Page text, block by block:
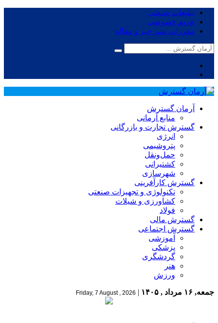
تبلیغات صنعتی
حریم خصوصی
مقررات نشر خبر و مقاله
آرمان گسترش
منابع آرمانی
گسترش تجارت و بازرگانی
انرژی
پتروشیمی
حمل‌و‌نقل
کشتیرانی
شهرسازی
گسترش کارآفرینی
تکنولوژی و تجهیزات صنعتی
کشاورزی و شیلات
فولاد
گسترش مالی
گسترش اجتماعی
آموزشی
پزشکی
گردشگری
هنر
ورزش
جمعه, ۱۶ مرداد , ۱۴۰۵ |
Friday, 7 August , 2026